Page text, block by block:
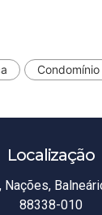
Localização
88338-010